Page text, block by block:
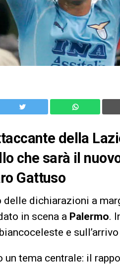
della
che sarà il
Gattuso
dichiarazioni a
in scena a Palermo.
e
un tema centrale: il